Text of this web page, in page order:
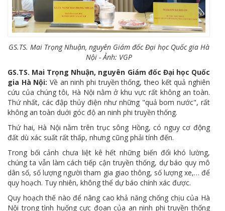
GS.TS. Mai Trọng Nhuận, nguyên Giám đốc Đại học Quốc gia Hà
Nội - Ảnh: VGP
GS.TS. Mai Trọng Nhuận, nguyên Giám đốc Đại học Quốc
gia Hà Nội: Về an ninh phi truyền thống, theo kết quả nghiên
cứu của chúng tôi, Hà Nội nằm ở khu vực rất không an toàn.
Thứ nhất, các đập thủy điện như những "quả bom nước", rất
không an toàn duới góc độ an ninh phi truyền thống.
Thứ hai, Hà Nội nằm trên trục sông Hồng, có nguy cơ động
đất dù xác suất rất thấp, nhưng cũng phải tính đến.
Trong bối cảnh chưa liệt kê hết những biến đổi khó lường,
chúng ta vẫn làm cách tiếp cận truyền thống, dự báo quy mô
dân số, số lượng người tham gia giao thông, số lượng xe,… để
quy hoạch. Tuy nhiên, không thể dự báo chính xác được.
Quy hoạch thế nào để nâng cao khả năng chống chịu của Hà
Nội trong tình huống cực đoan của an ninh phi truyền thống